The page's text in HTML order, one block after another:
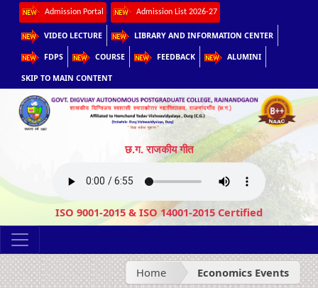
Admission Portal Admission List 2026-27
VIDEO LECTURE LIBRARY AND INFORMATION CENTER
FDPS COURSE FEEDBACK ALUMINI
SKIP TO MAIN CONTENT
छ.ग. राजकीय गीत
ISO 9001-2015 & ISO 14001-2015 Certified
Home Economics Events